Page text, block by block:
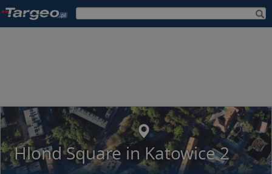
Hlond Square in Katowice 2